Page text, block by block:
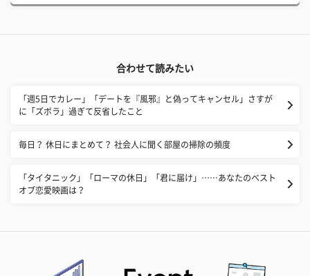
合わせて読みたい
「週5日でカレー」「デートを『風邪』と偽ってキャンセル」さすが
に「ズボラ」過ぎて反省したこと
​毎日？ 休日にまとめて？ 社会人に聞く部屋の掃除の頻度
「タイタニック」「ローマの休日」「君に届け」……あなたのベスト
オブ恋愛映画は？